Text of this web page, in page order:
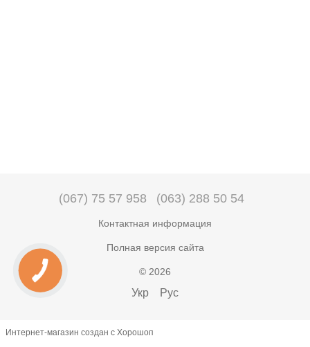
(067) 75 57 958 (063) 288 50 54
Контактная информация
Полная версия сайта
© 2026
Укр Рус
Интернет-магазин создан с Хорошоп